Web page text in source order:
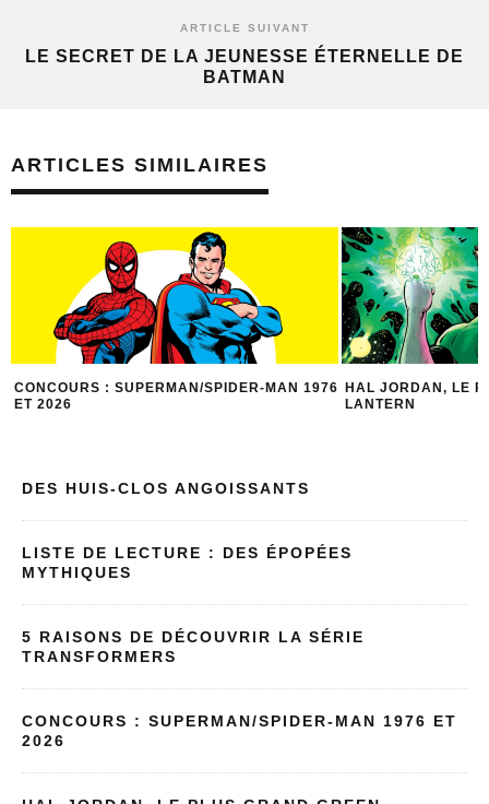
ARTICLE SUIVANT
LE SECRET DE LA JEUNESSE ÉTERNELLE DE
BATMAN
ARTICLES SIMILAIRES
HAL JORDAN, LE PLUS GRAND GREEN
LANTERN
CONNAIS-TU BIEN
DES HUIS-CLOS ANGOISSANTS
LISTE DE LECTURE : DES ÉPOPÉES
MYTHIQUES
5 RAISONS DE DÉCOUVRIR LA SÉRIE
TRANSFORMERS
CONCOURS : SUPERMAN/SPIDER-MAN 1976 ET
2026